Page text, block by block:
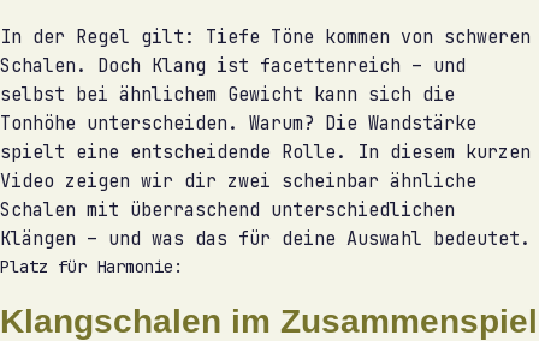
In der Regel gilt: Tiefe Töne kommen von schweren
Schalen. Doch Klang ist facettenreich – und
selbst bei ähnlichem Gewicht kann sich die
Tonhöhe unterscheiden. Warum? Die Wandstärke
spielt eine entscheidende Rolle. In diesem kurzen
Video zeigen wir dir zwei scheinbar ähnliche
Schalen mit überraschend unterschiedlichen
Klängen – und was das für deine Auswahl bedeutet.
Platz für Harmonie:
Klangschalen im Zusammenspiel